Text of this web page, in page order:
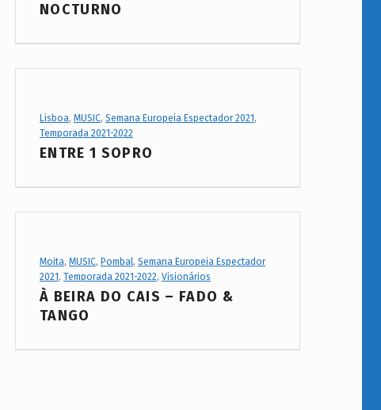
NOCTURNO
Project Category:
Lisboa, MUSIC, Semana Europeia Espectador 2021 ,
Temporada 2021-2022
ENTRE 1 SOPRO
Project Category:
Moita, MUSIC, Pombal, Semana Europeia Espectador
2021 , Temporada 2021-2022, Visionários
À BEIRA DO CAIS – FADO &
TANGO